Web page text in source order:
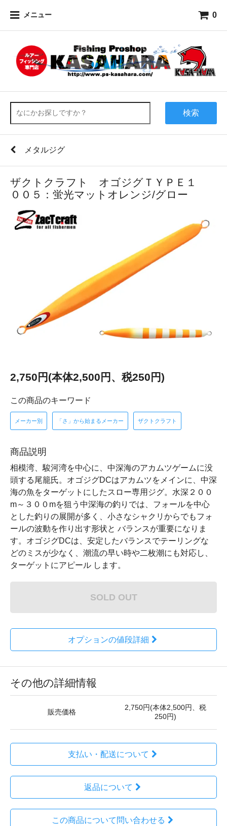
メニュー 0
検索
メタルジグ
ザクトクラフト オゴジグＴＹＰＥ１
００５：蛍光マットオレンジ/グロー
2,750円(本体2,500円、税250円)
この商品のキーワード
メーカー別 「さ」から始まるメーカー ザクトクラフト
商品説明
相模湾、駿河湾を中心に、中深海のアカムツゲームに没
頭する尾籠氏。オゴジグDCはアカムツをメインに、中深
海の魚をターゲットにしたスロー専用ジグ。水深２００
m～３００mを狙う中深海の釣りでは、フォールを中心
とした釣りの展開が多く、小さなシャクリからでもフォ
ールの波動を作り出す形状と バランスが重要になりま
す。オゴジグDCは、安定したバランスでテーリングな
どのミスが少なく、潮流の早い時や二枚潮にも対応し、
ターゲットにアピール します。
SOLD OUT
オプションの値段詳細
その他の詳細情報
販売価格
2,750円(本体2,500円、税
250円)
支払い・配送について
返品について
この商品について問い合わせる